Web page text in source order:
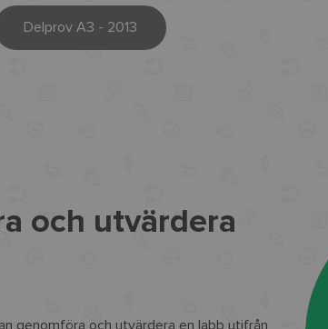
Delprov A3 - 2013
och utvärdera
genomföra och utvärdera en labb utifrån